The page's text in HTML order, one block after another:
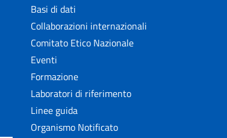
Basi di dati
Collaborazioni internazionali
Comitato Etico Nazionale
Eventi
Formazione
Laboratori di riferimento
Linee guida
Organismo Notificato